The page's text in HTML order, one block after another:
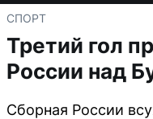
СПОРТ
Третий гол
России над
Сборная России